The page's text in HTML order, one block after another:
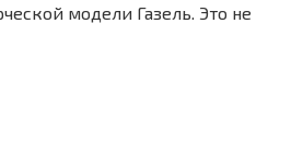
модели Газель. Это не